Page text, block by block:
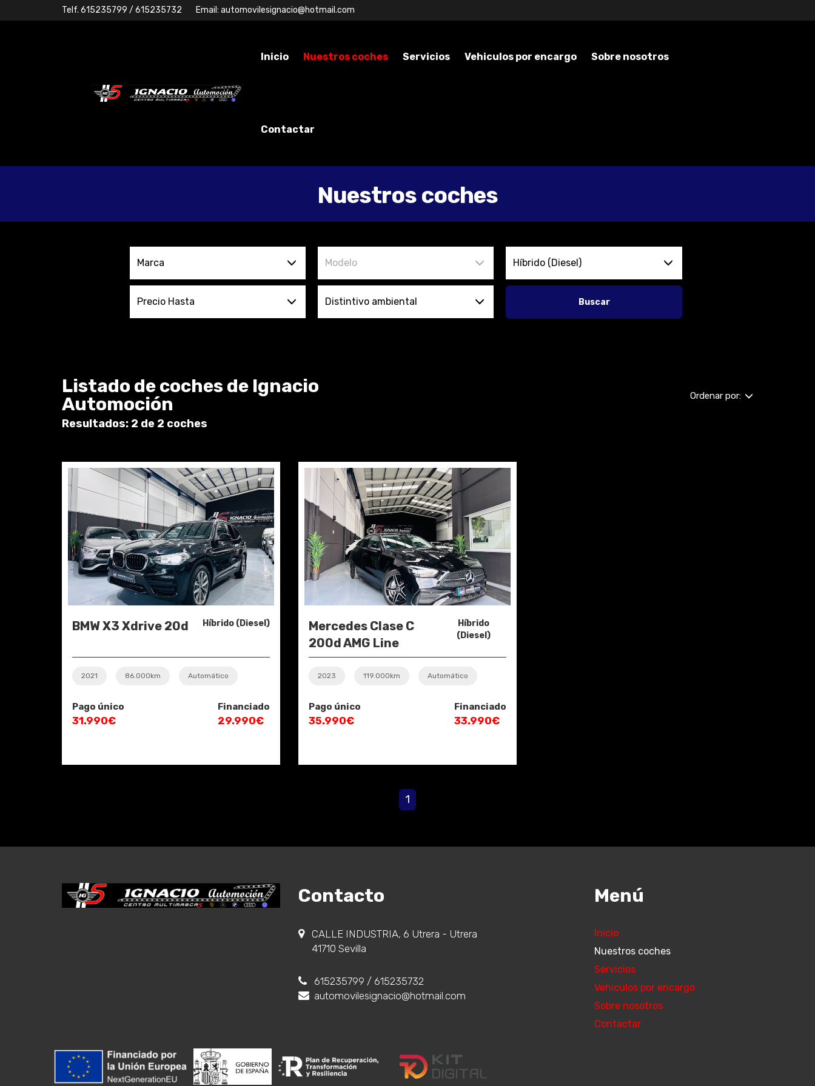
Telf. 615235799 / 615235732 Email: automovilesignacio@hotmail.com
Inicio Nuestros coches Servicios Vehiculos por encargo Sobre nosotros
Contactar
Nuestros coches
Marca Modelo Híbrido (Diesel)
Precio Hasta Distintivo ambiental Buscar
Listado de coches de Ignacio
Automoción
Resultados: 2 de 2 coches
Ordenar por:
BMW X3 Xdrive 20d Híbrido (Diesel)
2021 86.000km Automático
Pago único
31.990€
Financiado
29.990€
Mercedes Clase C
200d AMG Line
Híbrido
(Diesel)
2023 119.000km Automático
Pago único
35.990€
Financiado
33.990€
1
Contacto
CALLE INDUSTRIA, 6 Utrera - Utrera
41710 Sevilla
615235799 / 615235732
automovilesignacio@hotmail.com
Menú
Inicio
Nuestros coches
Servicios
Vehiculos por encargo
Sobre nosotros
Contactar